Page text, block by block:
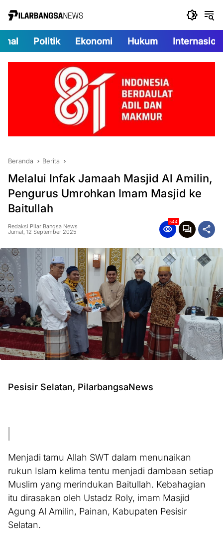
Politik Ekonomi Hukum
Beranda Berita
Melalui Infak Jamaah Masjid Al Amilin,
Pengurus Umrohkan Imam Masjid ke
Baitullah
Redaksi Pilar Bangsa News
Jumat, 12 September 2025
544
Pesisir Selatan, PilarbangsaNews
Menjadi tamu Allah SWT dalam menunaikan
rukun Islam kelima tentu menjadi dambaan setiap
Muslim yang merindukan Baitullah. Kebahagian
itu dirasakan oleh Ustadz Roly, imam Masjid
Agung Al Amilin, Painan, Kabupaten Pesisir
Selatan.